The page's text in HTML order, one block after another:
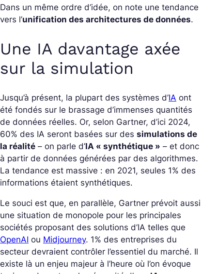
Dans un même ordre d’idée, on note une tendance
vers l’unification des architectures de données.
Une IA davantage axée
sur la simulation
Jusqu’à présent, la plupart des systèmes d’IA ont
été fondés sur le brassage d’immenses quantités
de données réelles. Or, selon Gartner, d’ici 2024,
60% des IA seront basées sur des simulations de
la réalité – on parle d’IA « synthétique » – et donc
à partir de données générées par des algorithmes.
La tendance est massive : en 2021, seules 1% des
informations étaient synthétiques.
Le souci est que, en parallèle, Gartner prévoit aussi
une situation de monopole pour les principales
sociétés proposant des solutions d’IA telles que
OpenAI ou Midjourney. 1% des entreprises du
secteur devraient contrôler l’essentiel du marché. Il
existe là un enjeu majeur à l’heure où l’on évoque